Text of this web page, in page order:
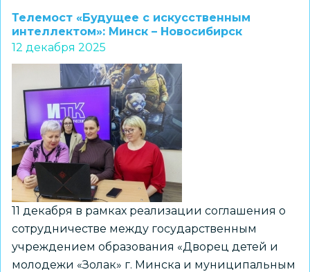
будущее
авиации:
телемост
связал
Минск
и
Новосибирск
Телемост «Будущее с искусственным
интеллектом»: Минск – Новосибирск
12 декабря 2025
11 декабря в рамках реализации соглашения о
сотрудничестве между государственным
учреждением образования «Дворец детей и
молодежи «Золак» г. Минска и муниципальным